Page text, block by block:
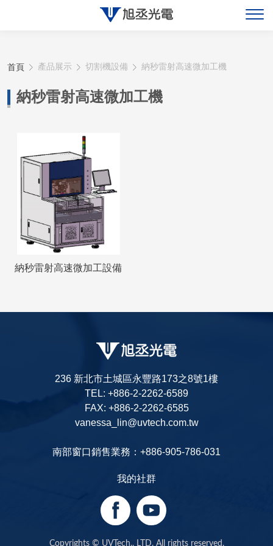
首頁 產品展示 切割機設備 納秒雷射高速微加工機
納秒雷射高速微加工機
納秒雷射高速微加工設備
236 新北市土城區永豐路173之8號1樓
TEL: +886-2-2262-6589
FAX: +886-2-2262-6585
vanessa_lin@uvtech.com.tw
南部窗口銷售業務：+886-905-786-031
我的社群
Copyrights © UVTech., LTD. All rights reserved.